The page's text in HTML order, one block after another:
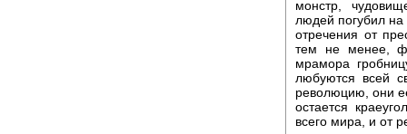
монстр,
людей погубил
отречения от
тем не менее,
мрамора
любуются всей
революцию, они
остается
всего мира, и от